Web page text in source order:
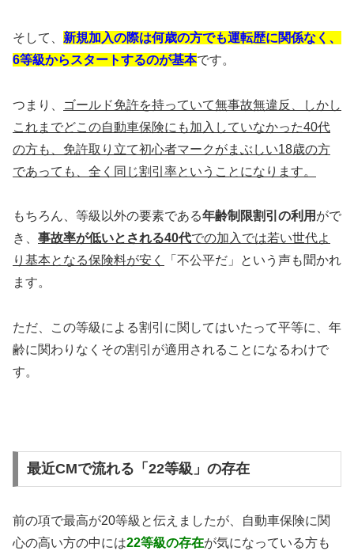
そして、 新規加入の際は何歳の方でも運転歴に関係なく、
6等級からスタートするのが基本です。
つまり、
ゴールド免許を持っていて無事故無違反、しかし
これまでどこの自動車保険にも加入していなかった40代
の方も、免許取り立て初心者マークがまぶしい18歳の方
であっても、全く同じ割引率ということになります。
もちろん、等級以外の要素である年齢制限割引の利用 がで
き、 事故率が低いとされる40代での加入では若い世代よ
り基本となる保険料が安く
「不公平だ」という声も聞かれ
ます。
ただ、この等級による割引に関してはいたって平等に、年
齢に関わりなくその割引が適用されることになるわけで
す。
最近CMで流れる「22等級」の存在
前の項で最高が20等級と伝えましたが、自動車保険に関
心の高い方の中には22等級の存在が気になっている方も